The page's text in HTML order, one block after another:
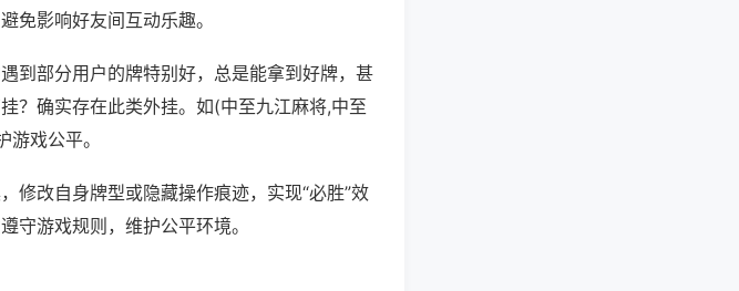
免影响好友间互动乐趣。
到部分用户的牌特别好，总是能拿到好牌，甚
？确实存在此类外挂。如(中至九江麻将,中至
戏公平。
修改自身牌型或隐藏操作痕迹，实现“必胜”效
守游戏规则，维护公平环境。